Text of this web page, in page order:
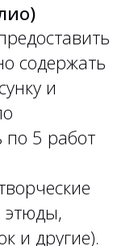
содержать
и
5 работ
этюды,
и другие).